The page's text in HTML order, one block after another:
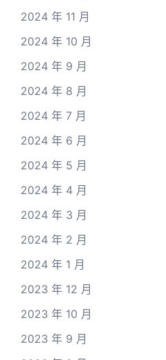
2024 年 11 月
2024 年 10 月
2024 年 9 月
2024 年 8 月
2024 年 7 月
2024 年 6 月
2024 年 5 月
2024 年 4 月
2024 年 3 月
2024 年 2 月
2024 年 1 月
2023 年 12 月
2023 年 10 月
2023 年 9 月